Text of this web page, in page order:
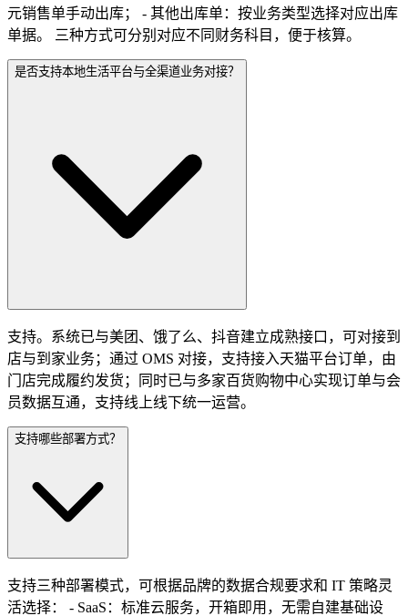
元销售单手动出库； - 其他出库单：按业务类型选择对应出库
单据。 三种方式可分别对应不同财务科目，便于核算。
是否支持本地生活平台与全渠道业务对接？
支持。系统已与美团、饿了么、抖音建立成熟接口，可对接到
店与到家业务；通过 OMS 对接，支持接入天猫平台订单，由
门店完成履约发货；同时已与多家百货购物中心实现订单与会
员数据互通，支持线上线下统一运营。
支持哪些部署方式？
支持三种部署模式，可根据品牌的数据合规要求和 IT 策略灵
活选择： - SaaS：标准云服务，开箱即用，无需自建基础设